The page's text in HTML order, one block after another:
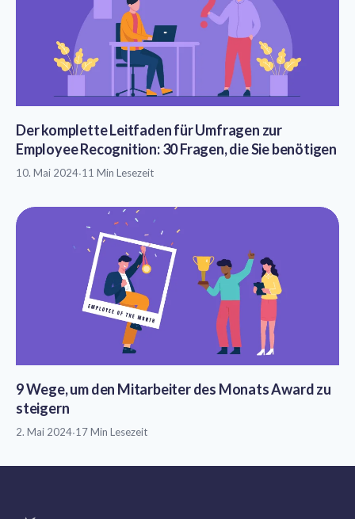
Der komplette Leitfaden für Umfragen zur
Employee Recognition: 30 Fragen, die Sie benötigen
10. Mai 2024·11 Min Lesezeit
9 Wege, um den Mitarbeiter des Monats Award zu
steigern
2. Mai 2024·17 Min Lesezeit